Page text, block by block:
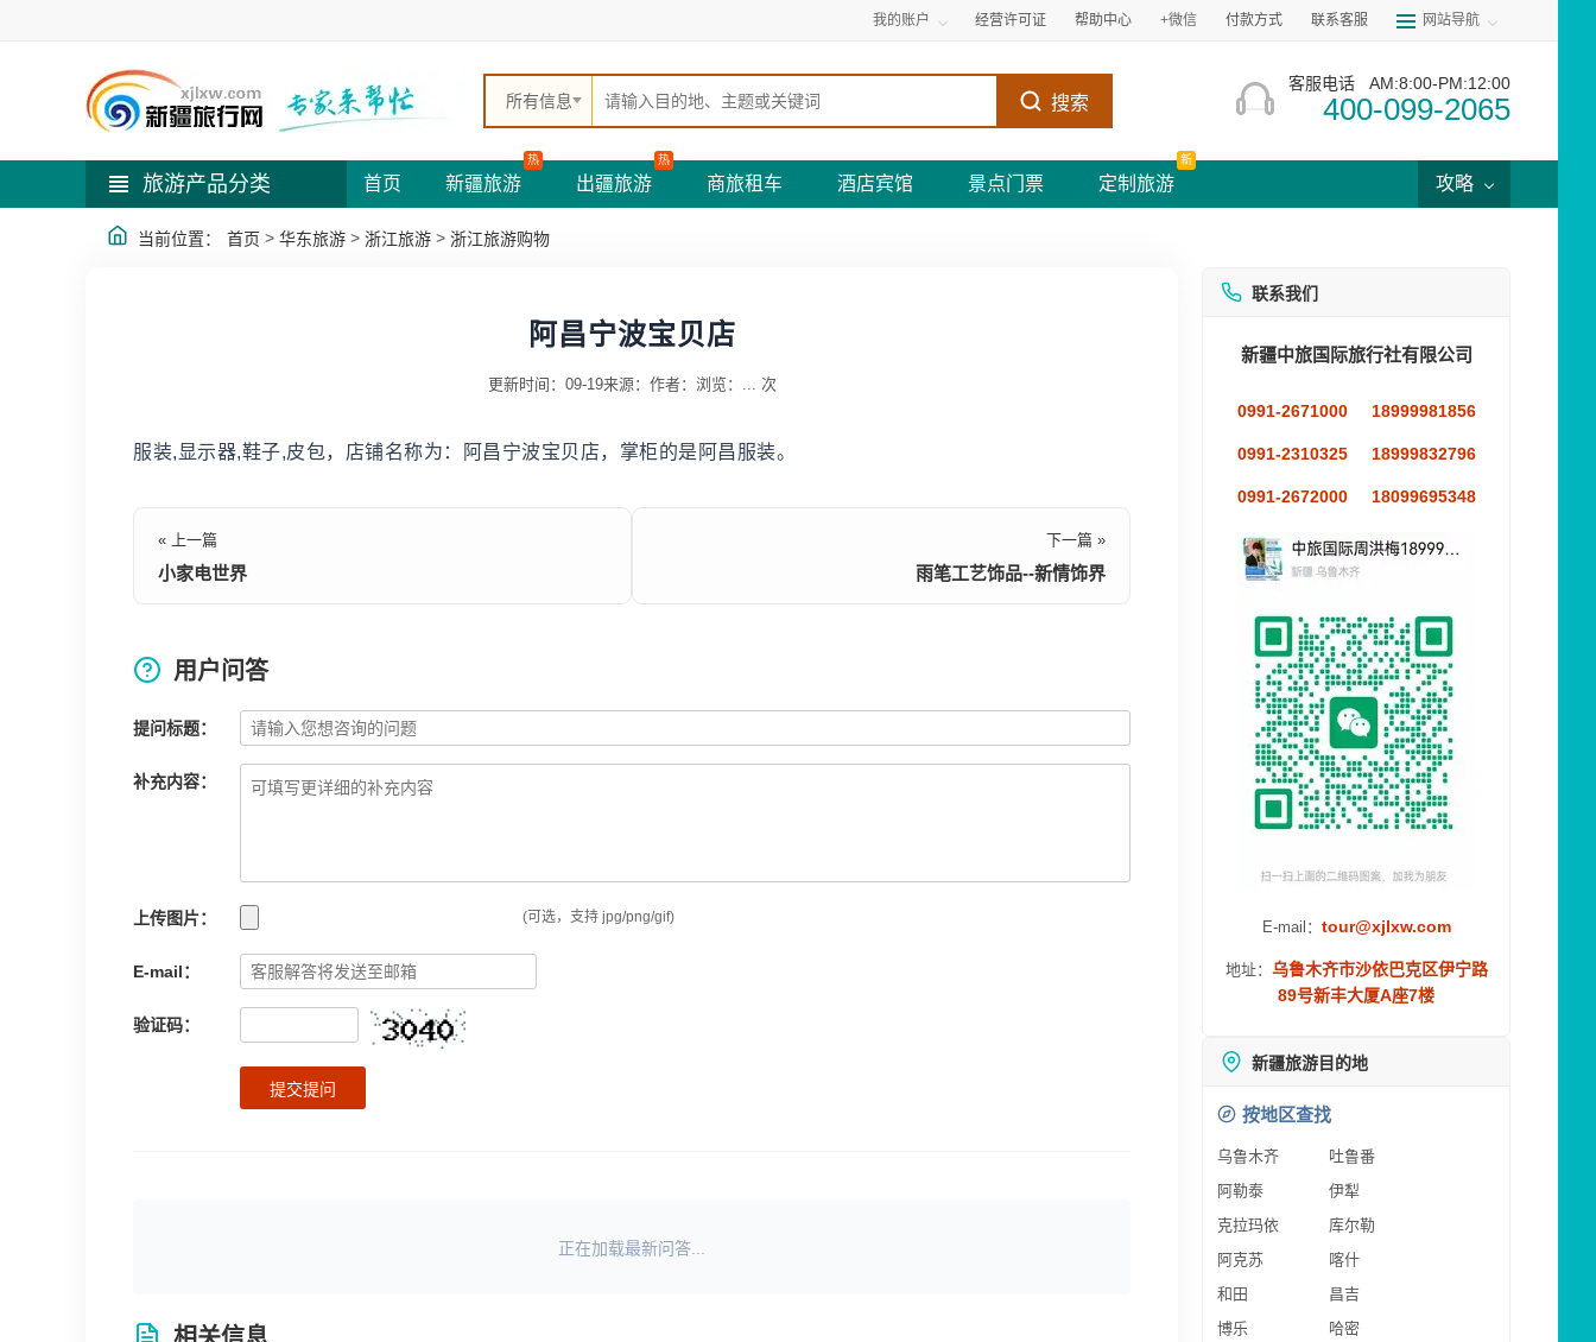
我的账户 经营许可证 帮助中心 +微信 付款方式 联系客服 网站导航
所有信息 搜索
客服电话 AM:8:00-PM:12:00
400-099-2065
旅游产品分类 首页 新疆旅游
热
出疆旅游
热
商旅租车 酒店宾馆 景点门票 定制旅游
新
攻略
当前位置： 首页 > 华东旅游 > 浙江旅游 > 浙江旅游购物
阿昌宁波宝贝店
更新时间：09-19来源： 作者： 浏览： ... 次
服装,显示器,鞋子,皮包，店铺名称为：阿昌宁波宝贝店，掌柜的是阿昌服装。
« 上一篇
小家电世界
下一篇 »
雨笔工艺饰品--新情饰界
用户问答
提问标题：
补充内容：
上传图片： (可选，支持 jpg/png/gif)
E-mail：
验证码：
提交提问
正在加载最新问答...
联系我们
新疆中旅国际旅行社有限公司
0991-2671000 18999981856
0991-2310325 18999832796
0991-2672000 18099695348
E-mail： tour@xjlxw.com
地址： 乌鲁木齐市沙依巴克区伊宁路
89号新丰大厦A座7楼
新疆旅游目的地
按地区查找
乌鲁木齐
吐鲁番
阿勒泰
伊犁
克拉玛依
库尔勒
阿克苏
喀什
和田
昌吉
博乐
哈密